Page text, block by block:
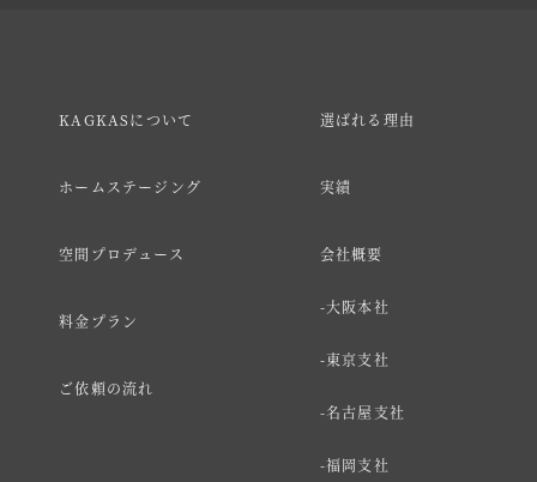
KAGKASについて
ホームステージング
空間プロデュース
料金プラン
ご依頼の流れ
選ばれる理由
実績
会社概要
大阪本社
東京支社
名古屋支社
福岡支社